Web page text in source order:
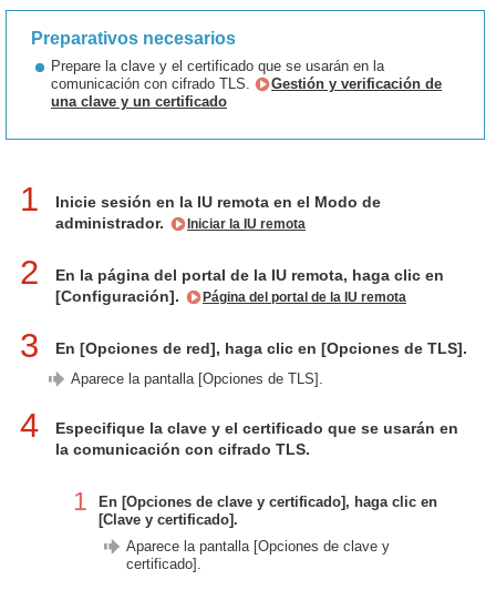
Preparativos necesarios
Prepare la clave y el certificado que se usarán en la
comunicación con cifrado TLS.
Gestión y verificación de
una clave y un certificado
1
Inicie sesión en la IU remota en el Modo de
administrador.
Iniciar la IU remota
2
En la página del portal de la IU remota, haga clic en
[Configuración].
Página del portal de la IU remota
3 En [Opciones de red], haga clic en [Opciones de TLS].
Aparece la pantalla [Opciones de TLS].
4
Especifique la clave y el certificado que se usarán en
la comunicación con cifrado TLS.
1
En [Opciones de clave y certificado], haga clic en
[Clave y certificado].
Aparece la pantalla [Opciones de clave y
certificado].